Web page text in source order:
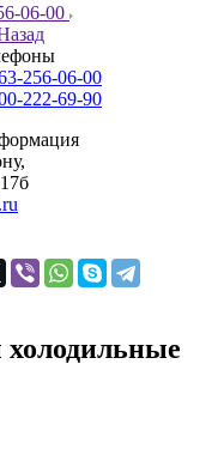
06-00
256-06-00
222-69-90
холодильные